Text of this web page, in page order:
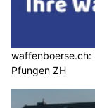
waffenboerse.ch:
Pfungen ZH